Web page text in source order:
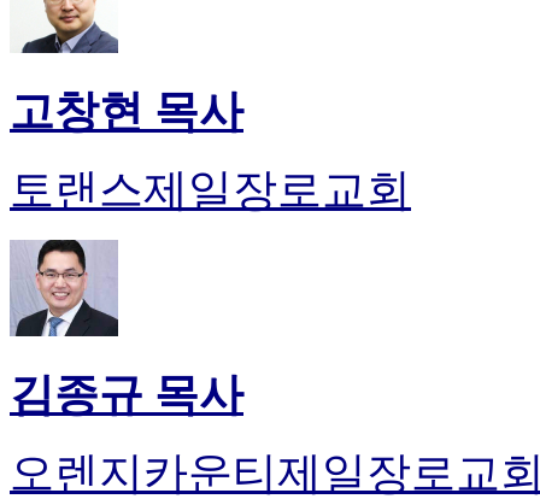
고창현 목사
토랜스제일장로교회
김종규 목사
오렌지카운티제일장로교